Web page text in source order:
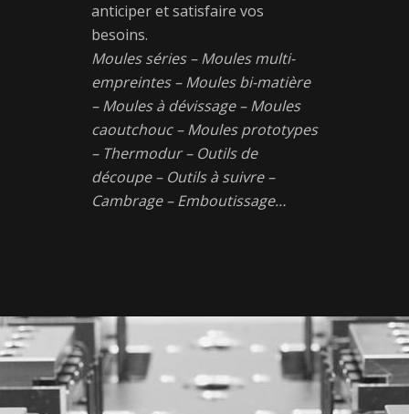
anticiper et satisfaire vos
besoins.
Moules séries – Moules multi-
empreintes – Moules bi-matière
– Moules à dévissage – Moules
caoutchouc – Moules prototypes
– Thermodur – Outils de
découpe – Outils à suivre –
Cambrage – Emboutissage…